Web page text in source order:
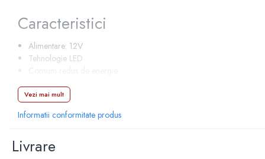
Adaptator remorca
Cupla remorca
Gabarite
Stop remorca bec
Aeroterma auto
Capace janta aliaj
Caracteristici
Alimentare: 12V
Tehnologie LED
Consum redus de energie
Triunghi reflectorizant integrat
Montaj simplu și rapid
Durată mare de viață
Funcții
Vezi mai mult
Informatii conformitate produs
Livrare